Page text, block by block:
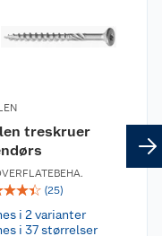
treskruer
☆☆☆ (25)
i 2 varianter
i 37 størrelser